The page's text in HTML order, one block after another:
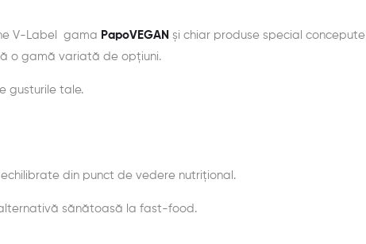
V-Label gama PapoVEGAN și chiar produse special concepute
o gamă variată de opțiuni.
gusturile tale.
din punct de vedere nutrițional.
sănătoasă la fast-food.